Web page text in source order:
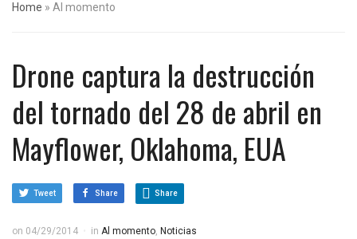
Home » Al momento
Drone captura la destrucción
del tornado del 28 de abril en
Mayflower, Oklahoma, EUA
Tweet Share Share
on 04/29/2014 in Al momento, Noticias